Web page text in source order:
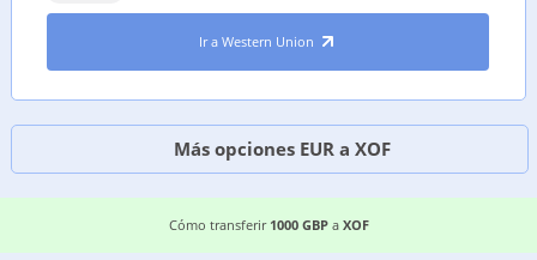
Ir a Western Union
Más opciones EUR a XOF
LAS 4 MANERAS MÁS BARATAS DE TRANSFERIR
Cómo transferir 1000 GBPa XOF